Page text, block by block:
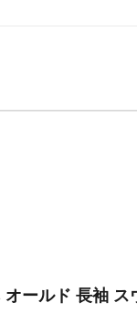
ールド 長袖